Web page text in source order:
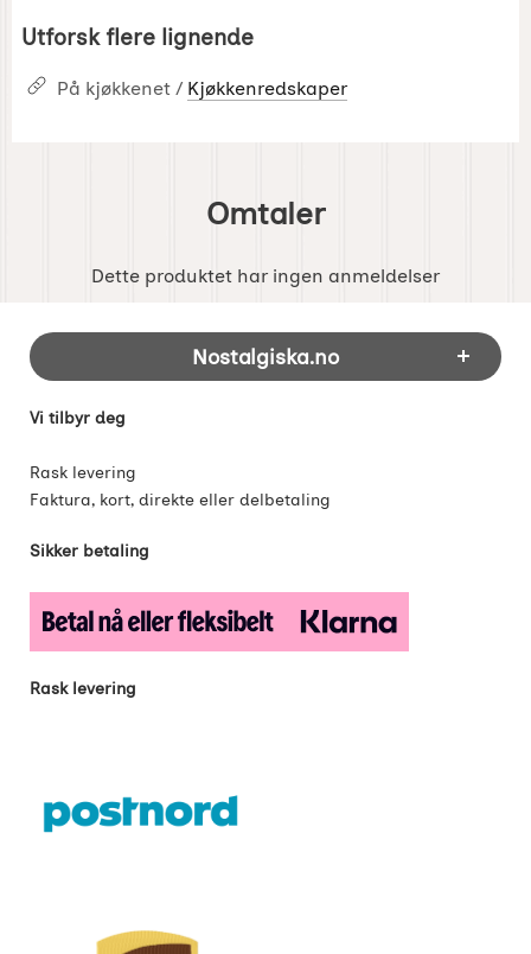
Utforsk flere lignende
På kjøkkenet / Kjøkkenredskaper
Omtaler
Dette produktet har ingen anmeldelser
Footer-innhold Blandet informasjon og
Nostalgiska.no
Vi tilbyr deg
Rask levering
Faktura, kort, direkte eller delbetaling
Sikker betaling
Rask levering